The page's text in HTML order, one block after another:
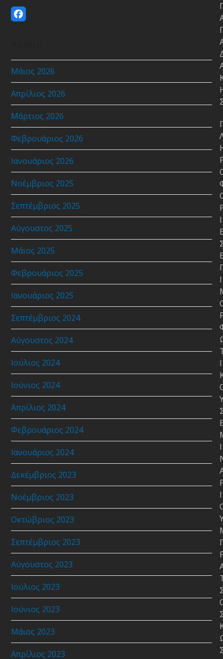
Facebook
Μάιος 2026
Απρίλιος 2026
Μάρτιος 2026
Φεβρουάριος 2026
Ιανουάριος 2026
Νοέμβριος 2025
Σεπτέμβριος 2025
Αύγουστος 2025
Μάιος 2025
Φεβρουάριος 2025
Ιανουάριος 2025
Σεπτέμβριος 2024
Αύγουστος 2024
Ιούλιος 2024
Ιούνιος 2024
Απρίλιος 2024
Φεβρουάριος 2024
Ιανουάριος 2024
Δεκέμβριος 2023
Νοέμβριος 2023
Οκτώβριος 2023
Σεπτέμβριος 2023
Αύγουστος 2023
Ιούλιος 2023
Ιούνιος 2023
Μάιος 2023
Απρίλιος 2023
Ι
Ι
Ι
Ι
Ι